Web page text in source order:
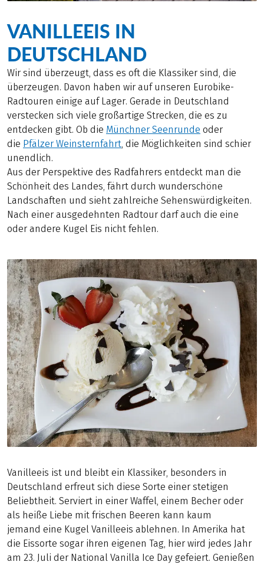
VANILLEEIS IN
DEUTSCHLAND
Wir sind überzeugt, dass es oft die Klassiker sind, die
überzeugen. Davon haben wir auf unseren Eurobike-
Radtouren einige auf Lager. Gerade in Deutschland
verstecken sich viele großartige Strecken, die es zu
entdecken gibt. Ob die Münchner Seenrunde oder
die Pfälzer Weinsternfahrt, die Möglichkeiten sind schier
unendlich.
Aus der Perspektive des Radfahrers entdeckt man die
Schönheit des Landes, fährt durch wunderschöne
Landschaften und sieht zahlreiche Sehenswürdigkeiten.
Nach einer ausgedehnten Radtour darf auch die eine
oder andere Kugel Eis nicht fehlen.
Vanilleeis ist und bleibt ein Klassiker, besonders in
Deutschland erfreut sich diese Sorte einer stetigen
Beliebtheit. Serviert in einer Waffel, einem Becher oder
als heiße Liebe mit frischen Beeren kann kaum
jemand eine Kugel Vanilleeis ablehnen. In Amerika hat
die Eissorte sogar ihren eigenen Tag, hier wird jedes Jahr
am 23. Juli der National Vanilla Ice Day gefeiert. Genießen